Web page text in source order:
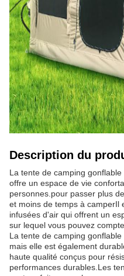
Description du
La tente de camping
offre un espace de vie
personnes.pour passer plus
et moins de temps à camperIl
infusées d'air qui offrent un
sur lequel vous pouvez
La tente de camping
mais elle est également
haute qualité conçus pour
performances durables.Les